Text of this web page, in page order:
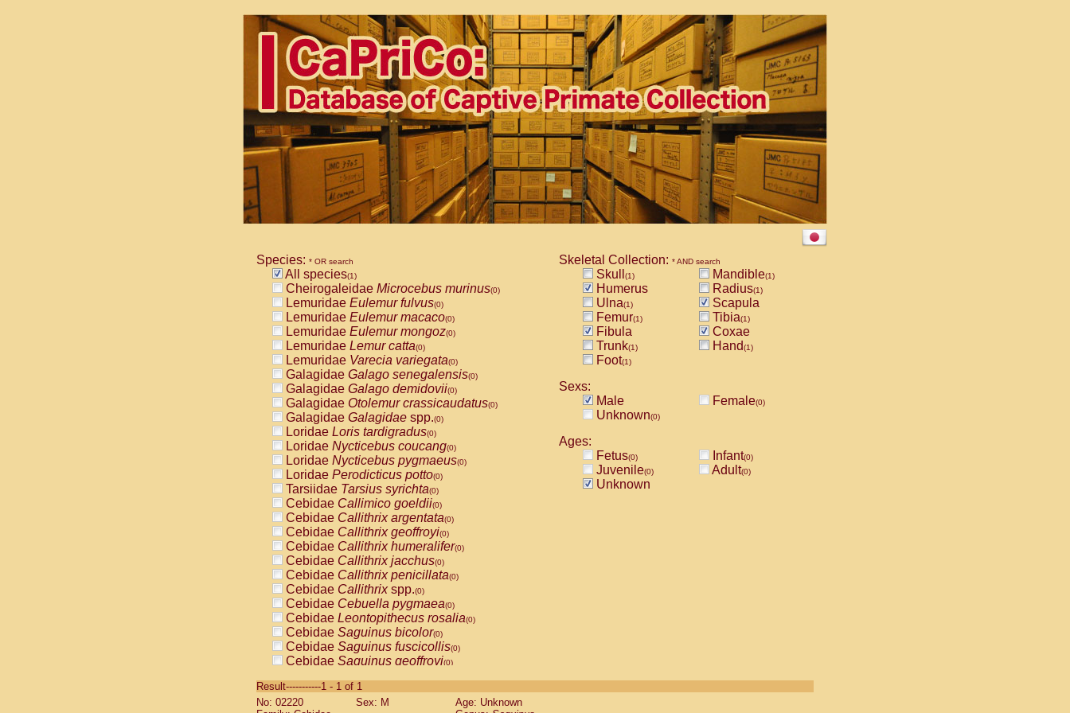
Species: * OR search
All species(1)
Cheirogaleidae Microcebus murinus(0)
Lemuridae Eulemur fulvus(0)
Lemuridae Eulemur macaco(0)
Lemuridae Eulemur mongoz(0)
Lemuridae Lemur catta(0)
Lemuridae Varecia variegata(0)
Galagidae Galago senegalensis(0)
Galagidae Galago demidovii(0)
Galagidae Otolemur crassicaudatus(0)
Galagidae Galagidae spp.(0)
Loridae Loris tardigradus(0)
Loridae Nycticebus coucang(0)
Loridae Nycticebus pygmaeus(0)
Loridae Perodicticus potto(0)
Tarsiidae Tarsius syrichta(0)
Cebidae Callimico goeldii(0)
Cebidae Callithrix argentata(0)
Cebidae Callithrix geoffroyi(0)
Cebidae Callithrix humeralifer(0)
Cebidae Callithrix jacchus(0)
Cebidae Callithrix penicillata(0)
Cebidae Callithrixspp.(0)
Cebidae Cebuella pygmaea(0)
Cebidae Leontopithecus rosalia(0)
Cebidae Saguinus bicolor(0)
Cebidae Saguinus fuscicollis(0)
Cebidae Saguinus geoffroyi(0)
CebidaeSaguinus labiatus(0)
Cebidae Saguinus leucopus (0)
Skeletal Collection: * AND search
Skull (1) Mandible(1)
Humerus Radius(1)
Ulna(1)
Scapula
Femur(1) Tibia(1)
Fibula
Coxae
Trunk(1) Hand(1)
Foot(1)
Sexs:
Male
Female(0)
Unknown(0)
Ages:
Fetus(0) Infant(0)
Juvenile(0) Adult(0)
Unknown
Result-----------1 - 1 of 1
No: 02220
Sex: M
Age: Unknown